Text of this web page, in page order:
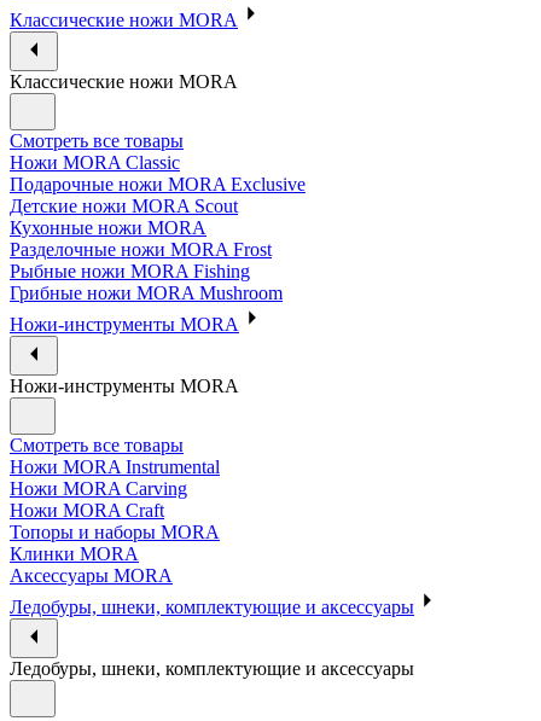
Классические ножи MORA
Классические ножи MORA
Смотреть все товары
Ножи MORA Classic
Подарочные ножи MORA Exclusive
Детские ножи MORA Scout
Кухонные ножи MORA
Разделочные ножи MORA Frost
Рыбные ножи MORA Fishing
Грибные ножи MORA Mushroom
Ножи-инструменты MORA
Ножи-инструменты MORA
Смотреть все товары
Ножи MORA Instrumental
Ножи MORA Carving
Ножи MORA Craft
Топоры и наборы MORA
Клинки MORA
Аксессуары MORA
Ледобуры, шнеки, комплектующие и аксессуары
Ледобуры, шнеки, комплектующие и аксессуары